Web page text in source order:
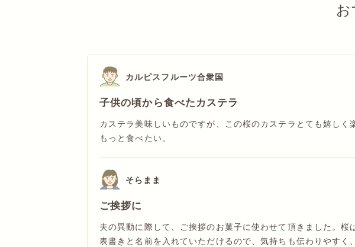
カルピスフルーツ合衆国
子供の頃から食べたカステラ
カステラ美味しいものですが、この桜のカステラとても嬉し
もっと食べたい。
そらまま
ご挨拶に
夫の異動に際して、ご挨拶のお菓子に使わせて頂きました。
表書きと名前を入れていただけるので、気持ちも伝わりやすく